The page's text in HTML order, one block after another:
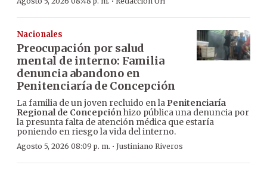
Nacionales
Preocupación por salud
mental de interno: Familia
denuncia abandono en
Penitenciaría de Concepción
La familia de un joven recluido en la Penitenciaría
Regional de Concepciónhizo pública una denuncia por
la presunta falta de atención médica que estaría
poniendo en riesgo la vida del interno.
Agosto 5, 2026 08:09 p. m. · Justiniano Riveros